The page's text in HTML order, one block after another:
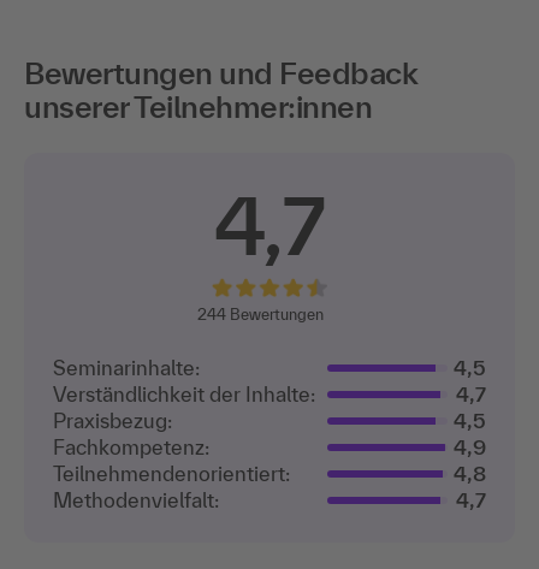
Bewertungen und Feedback
unserer Teilnehmer:innen
4,7
244Bewertungen
Seminarinhalte:
4,5
Verständlichkeit der Inhalte:
4,7
Praxisbezug:
4,5
Fachkompetenz:
4,9
Teilnehmenden­orientiert:
4,8
Methodenvielfalt:
4,7